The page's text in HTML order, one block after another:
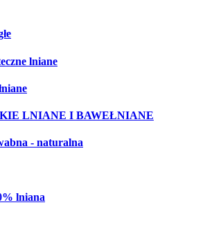
lniane
LNIANE I BAWEŁNIANE
- naturalna
lniana